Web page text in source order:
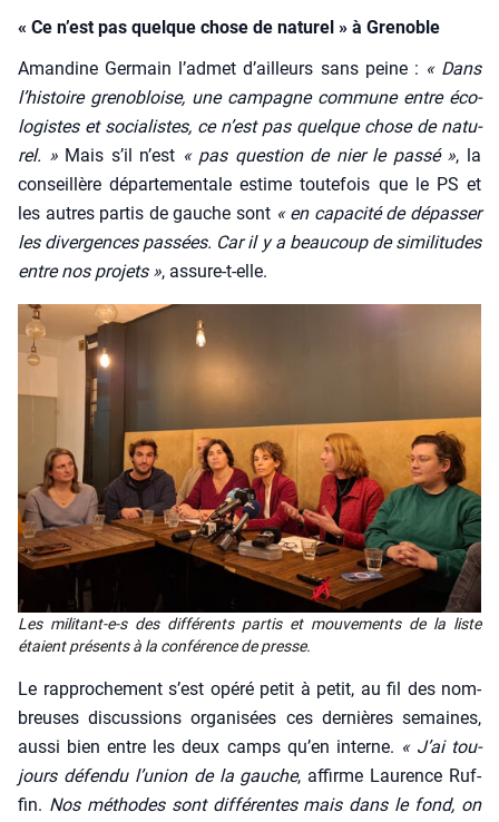
« Ce n’est pas quelque chose de naturel » à Grenoble
Aman­dine Ger­main l’ad­met d’ailleurs sans peine : « Dans
l’his­toire gre­no­bloise, une cam­pagne com­mune entre éco­
lo­gistes et socia­listes, ce n’est pas quelque chose de natu­
rel. »Mais s’il n’est « pas ques­tion de nier le pas­sé », la
conseillère dépar­te­men­tale estime tou­te­fois que le PS et
les autres par­tis de gauche sont « en capa­ci­té de dépas­ser
les diver­gences pas­sées. Car il y a beau­coup de simi­li­tudes
entre nos pro­jets », assure-t-elle.
Les mili­tant-e‑s des dif­fé­rents par­tis et mou­ve­ments de la liste
étaient pré­sents à la confé­rence de presse.
Le rap­pro­che­ment s’est opé­ré petit à petit, au fil des nom­
breuses dis­cus­sions orga­ni­sées ces der­nières semaines,
aus­si bien entre les deux camps qu’en interne. « J’ai tou­
jours défen­du l’u­nion de la gauche, affirme Lau­rence Ruf­
fin. Nos méthodes sont dif­fé­rentes mais dans le fond, on